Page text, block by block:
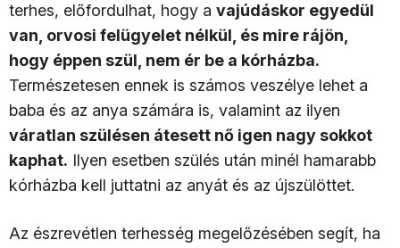
terhes, előfordulhat, hogy a vajúdáskor egyedül
van, orvosi felügyelet nélkül, és mire rájön,
hogy éppen szül, nem ér be a kórházba.
Természetesen ennek is számos veszélye lehet a
baba és az anya számára is, valamint az ilyen
váratlan szülésen átesett nő igen nagy sokkot
kaphat. Ilyen esetben szülés után minél hamarabb
kórházba kell juttatni az anyát és az újszülöttet.
Az észrevétlen terhesség megelőzésében segít, ha